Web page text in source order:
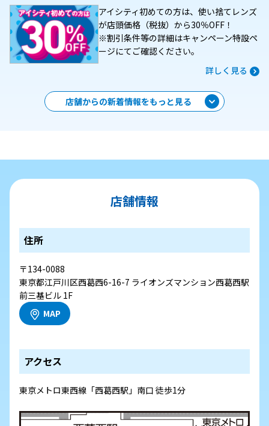
アイシティ初めての方は、使い捨てレンズ
が店頭価格（税抜）から30％OFF！
※割引条件等の詳細はキャンペーン特設ペ
ージにてご確認ください。
詳しく見る
店舗からの新着情報をもっと見る
店舗情報
住所
〒134-0088
東京都江戸川区西葛西6-16-7 ライオンズマンション西葛西駅
前三基ビル 1F
MAP
アクセス
東京メトロ東西線「西葛西駅」南口 徒歩1分